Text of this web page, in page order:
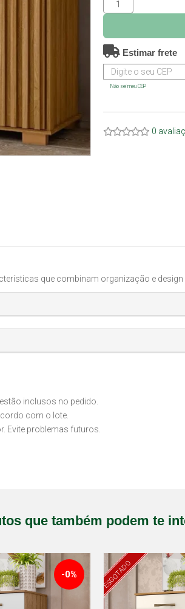
Estimar frete
Não sei meu CEP
0
que combinam organização e
inclusos no pedido.
com o lote.
Evite problemas futuros.
que também podem te
-0% ESGOTADO